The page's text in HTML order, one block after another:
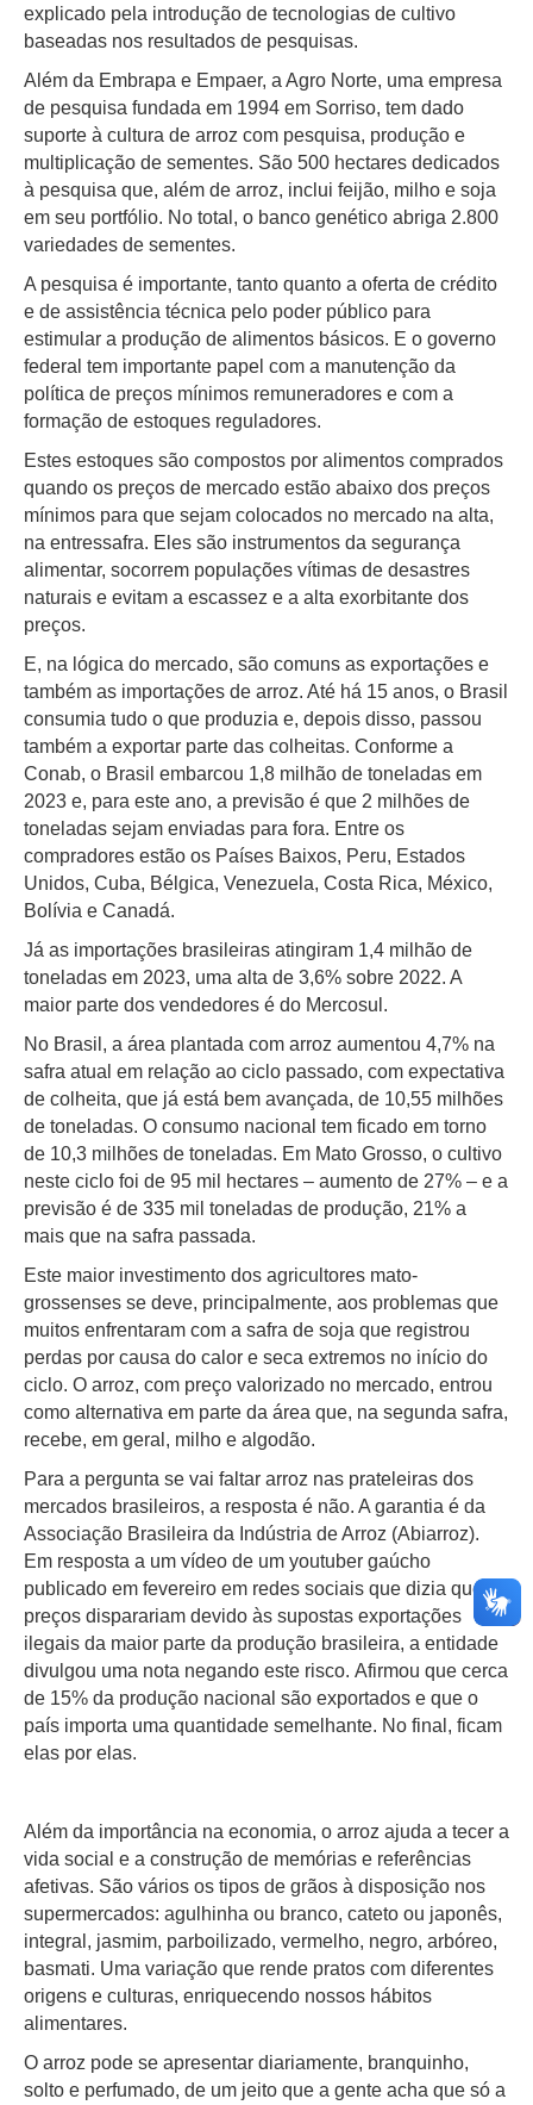
explicado pela introdução de tecnologias de cultivo
baseadas nos resultados de pesquisas.
Além da Embrapa e Empaer, a Agro Norte, uma empresa
de pesquisa fundada em 1994 em Sorriso, tem dado
suporte à cultura de arroz com pesquisa, produção e
multiplicação de sementes. São 500 hectares dedicados
à pesquisa que, além de arroz, inclui feijão, milho e soja
em seu portfólio. No total, o banco genético abriga 2.800
variedades de sementes.
A pesquisa é importante, tanto quanto a oferta de crédito
e de assistência técnica pelo poder público para
estimular a produção de alimentos básicos. E o governo
federal tem importante papel com a manutenção da
política de preços mínimos remuneradores e com a
formação de estoques reguladores.
Estes estoques são compostos por alimentos comprados
quando os preços de mercado estão abaixo dos preços
mínimos para que sejam colocados no mercado na alta,
na entressafra. Eles são instrumentos da segurança
alimentar, socorrem populações vítimas de desastres
naturais e evitam a escassez e a alta exorbitante dos
preços.
E, na lógica do mercado, são comuns as exportações e
também as importações de arroz. Até há 15 anos, o Brasil
consumia tudo o que produzia e, depois disso, passou
também a exportar parte das colheitas. Conforme a
Conab, o Brasil embarcou 1,8 milhão de toneladas em
2023 e, para este ano, a previsão é que 2 milhões de
toneladas sejam enviadas para fora. Entre os
compradores estão os Países Baixos, Peru, Estados
Unidos, Cuba, Bélgica, Venezuela, Costa Rica, México,
Bolívia e Canadá.
Já as importações brasileiras atingiram 1,4 milhão de
toneladas em 2023, uma alta de 3,6% sobre 2022. A
maior parte dos vendedores é do Mercosul.
No Brasil, a área plantada com arroz aumentou 4,7% na
safra atual em relação ao ciclo passado, com expectativa
de colheita, que já está bem avançada, de 10,55 milhões
de toneladas. O consumo nacional tem ficado em torno
de 10,3 milhões de toneladas. Em Mato Grosso, o cultivo
neste ciclo foi de 95 mil hectares – aumento de 27% – e a
previsão é de 335 mil toneladas de produção, 21% a
mais que na safra passada.
Este maior investimento dos agricultores mato-
grossenses se deve, principalmente, aos problemas que
muitos enfrentaram com a safra de soja que registrou
perdas por causa do calor e seca extremos no início do
ciclo. O arroz, com preço valorizado no mercado, entrou
como alternativa em parte da área que, na segunda safra,
recebe, em geral, milho e algodão.
Para a pergunta se vai faltar arroz nas prateleiras dos
mercados brasileiros, a resposta é não. A garantia é da
Associação Brasileira da Indústria de Arroz (Abiarroz).
Em resposta a um vídeo de um youtuber gaúcho
publicado em fevereiro em redes sociais que dizia que os
preços disparariam devido às supostas exportações
ilegais da maior parte da produção brasileira, a entidade
divulgou uma nota negando este risco. Afirmou que cerca
de 15% da produção nacional são exportados e que o
país importa uma quantidade semelhante. No final, ficam
elas por elas.
Além da importância na economia, o arroz ajuda a tecer a
vida social e a construção de memórias e referências
afetivas. São vários os tipos de grãos à disposição nos
supermercados: agulhinha ou branco, cateto ou japonês,
integral, jasmim, parboilizado, vermelho, negro, arbóreo,
basmati. Uma variação que rende pratos com diferentes
origens e culturas, enriquecendo nossos hábitos
alimentares.
O arroz pode se apresentar diariamente, branquinho,
solto e perfumado, de um jeito que a gente acha que só a